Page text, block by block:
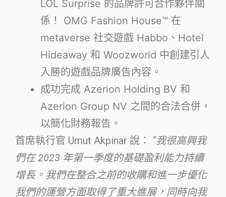
LOL Surprise 的品牌許可合作夥伴關
係！ OMG Fashion House™ 在
metaverse 社交遊戲 Habbo、Hotel
Hideaway 和 Woozworld 中創建引人
入勝的遊戲品牌廣告內容。
成功完成 Azerion Holding BV 和
Azerion Group NV 之間的合法合併，
以簡化財務報告。
首席執行官 Umut Akpinar 說： “我很高興我
們在 2023 年第一季度的基礎盈利能力持續
增長。我們在整合之前的收購和進一步優化
我們的運營方面取得了重大進展，同時向我